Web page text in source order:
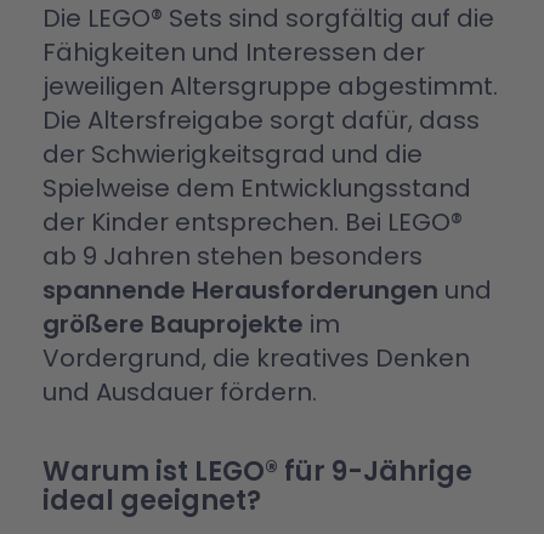
Die LEGO® Sets sind sorgfältig auf die
Fähigkeiten und Interessen der
jeweiligen Altersgruppe abgestimmt.
Die Altersfreigabe sorgt dafür, dass
der Schwierigkeitsgrad und die
Spielweise dem Entwicklungsstand
der Kinder entsprechen. Bei LEGO®
ab 9 Jahren stehen besonders
spannende Herausforderungen und
größere Bauprojekte im
Vordergrund, die kreatives Denken
und Ausdauer fördern.
Warum ist LEGO® für 9-Jährige
ideal geeignet?